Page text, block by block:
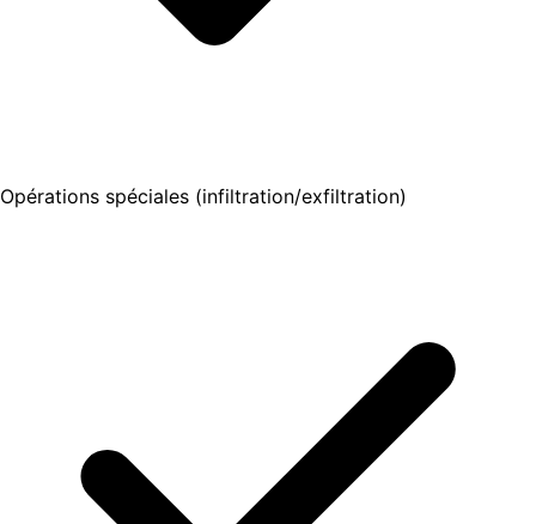
Opérations spéciales (infiltration/exfiltration)